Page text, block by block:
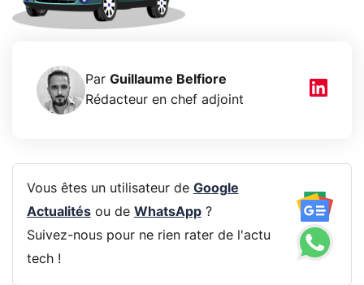
Par Guillaume Belfiore
Rédacteur en chef adjoint
Vous êtes un utilisateur de Google
Actualitésou de WhatsApp?
Suivez-nous pour ne rien rater de l'actu
tech !